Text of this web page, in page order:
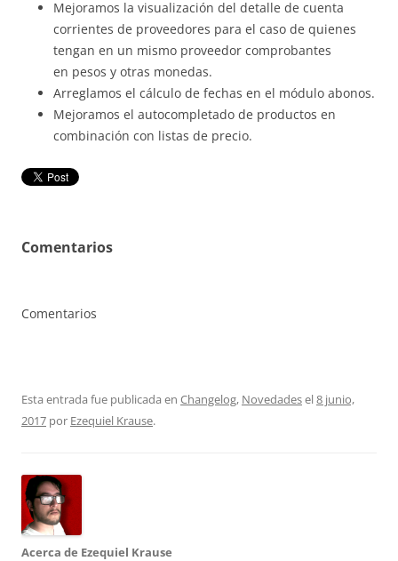
Mejoramos la visualización del detalle de cuenta
corrientes de proveedores para el caso de quienes
tengan en un mismo proveedor comprobantes
en pesos y otras monedas.
Arreglamos el cálculo de fechas en el módulo abonos.
Mejoramos el autocompletado de productos en
combinación con listas de precio.
Comentarios
Comentarios
Esta entrada fue publicada en Changelog, Novedadesel8 junio,
2017 por Ezequiel Krause.
Acerca de Ezequiel Krause